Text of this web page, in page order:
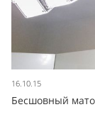
16.10.15
Бесшовный